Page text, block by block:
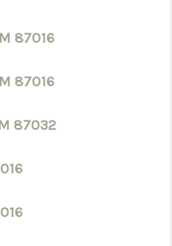
87016
87016
87032